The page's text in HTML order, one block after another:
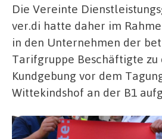
Die Vereinte
ver.di hatte daher im
in den Unternehmen der
Tarifgruppe Beschäftigte zu
Kundgebung vor dem
Wittekindshof an der B1